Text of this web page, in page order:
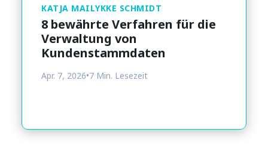
KATJA MAILYKKE SCHMIDT
8 bewährte Verfahren für die
Verwaltung von
Kundenstammdaten
Apr. 7, 2026•7 Min. Lesezeit